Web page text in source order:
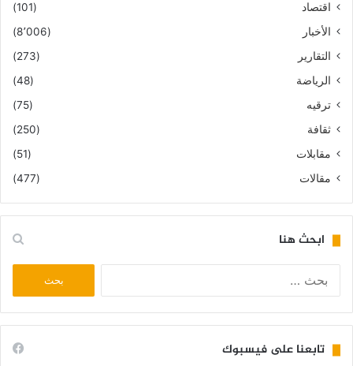
اقتصاد
(101)
الأخبار
(8٬006)
التقارير
(273)
الرياضة
(48)
ترقيه
(75)
ثقافة
(250)
مقابلات
(51)
مقالات
(477)
ابحث هنا
تابعنا على فيسبوك